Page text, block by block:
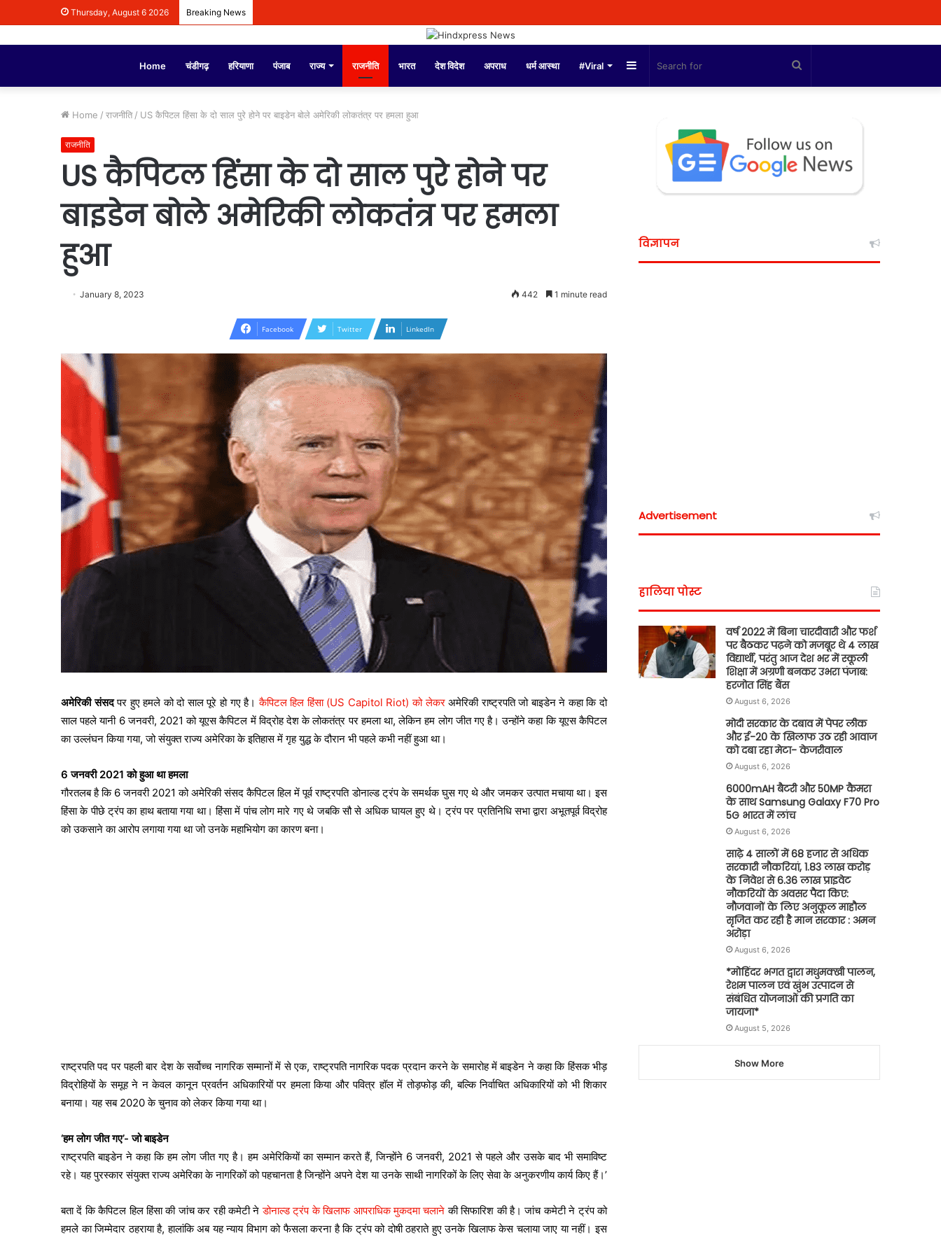
Thursday, August 6 2026 Breaking News
Home चंडीगढ़ हरियाणा पंजाब राज्य राजनीति भारत देश विदेश अपराध धर्म आस्था #Viral Sidebar
Home / राजनीति / US कैपिटल हिंसा के दो साल पुरे होने पर बाइडेन बोले अमेरिकी लोकतंत्र पर हमला हुआ
राजनीति
US कैपिटल हिंसा के दो साल पुरे होने पर
बाइडेन बोले अमेरिकी लोकतंत्र पर हमला
हुआ
January 8, 2023 442 1 minute read
Facebook Twitter LinkedIn
अमेरिकी संसदपर हुए हमले को दो साल पूरे हो गए है। कैपिटल हिल हिंसा (US Capitol Riot) को लेकरअमेरिकी राष्ट्रपति जो बाइडेन ने कहा कि दो
साल पहले यानी 6 जनवरी, 2021 को यूएस कैपिटल में विद्रोह देश के लोकतंत्र पर हमला था, लेकिन हम लोग जीत गए है। उन्होंने कहा कि यूएस कैपिटल
का उल्लंघन किया गया, जो संयुक्त राज्य अमेरिका के इतिहास में गृह युद्ध के दौरान भी पहले कभी नहीं हुआ था।
6 जनवरी 2021 को हुआ था हमला
गौरतलब है कि 6 जनवरी 2021 को अमेरिकी संसद कैपिटल हिल में पूर्व राष्ट्रपति डोनाल्ड ट्रंप के समर्थक घुस गए थे और जमकर उत्पात मचाया था। इस
हिंसा के पीछे ट्रंप का हाथ बताया गया था। हिंसा में पांच लोग मारे गए थे जबकि सौ से अधिक घायल हुए थे। ट्रंप पर प्रतिनिधि सभा द्वारा अभूतपूर्व विद्रोह
को उकसाने का आरोप लगाया गया था जो उनके महाभियोग का कारण बना।
राष्ट्रपति पद पर पहली बार देश के सर्वोच्च नागरिक सम्मानों में से एक, राष्ट्रपति नागरिक पदक प्रदान करने के समारोह में बाइडेन ने कहा कि हिंसक भीड़
विद्रोहियों के समूह ने न केवल कानून प्रवर्तन अधिकारियों पर हमला किया और पवित्र हॉल में तोड़फोड़ की, बल्कि निर्वाचित अधिकारियों को भी शिकार
बनाया। यह सब 2020 के चुनाव को लेकर किया गया था।
‘हम लोग जीत गए’- जो बाइडेन
राष्ट्रपति बाइडेन ने कहा कि हम लोग जीत गए है। हम अमेरिकियों का सम्मान करते हैं, जिन्होंने 6 जनवरी, 2021 से पहले और उसके बाद भी समाविष्ट
रहे। यह पुरस्कार संयुक्त राज्य अमेरिका के नागरिकों को पहचानता है जिन्होंने अपने देश या उनके साथी नागरिकों के लिए सेवा के अनुकरणीय कार्य किए हैं।’
बता दें कि कैपिटल हिल हिंसा की जांच कर रही कमेटी नेडोनाल्ड ट्रंप के खिलाफ आपराधिक मुकदमा चलाने की सिफारिश की है। जांच कमेटी ने ट्रंप को
हमले का जिम्मेदार ठहराया है, हालांकि अब यह न्याय विभाग को फैसला करना है कि ट्रंप को दोषी ठहराते हुए उनके खिलाफ केस चलाया जाए या नहीं। इस
विज्ञापन
Advertisement
हालिया पोस्ट
वर्ष 2022 में बिना चारदीवारी और फर्श
पर बैठकर पढ़ने को मजबूर थे 4 लाख
विद्यार्थी, परंतु आज देश भर में स्कूली
शिक्षा में अग्रणी बनकर उभरा पंजाब:
हरजोत सिंह बैंस
August 6, 2026
मोदी सरकार के दबाव में पेपर लीक
और ई-20 के खिलाफ उठ रही आवाज
को दबा रहा मेटा- केजरीवाल
August 6, 2026
6000mAH बैटरी और 50MP कैमरा
के साथ Samsung Galaxy F70 Pro
5G भारत में लांच
August 6, 2026
साढ़े 4 सालों में 68 हजार से अधिक
सरकारी नौकरियां, 1.83 लाख करोड़
के निवेश से 6.36 लाख प्राइवेट
नौकरियों के अवसर पैदा किए:
नौजवानों के लिए अनुकूल माहौल
सृजित कर रही है मान सरकार : अमन
अरोड़ा
August 6, 2026
*मोहिंदर भगत द्वारा मधुमक्खी पालन,
रेशम पालन एवं खुंभ उत्पादन से
संबंधित योजनाओं की प्रगति का
जायजा*
August 5, 2026
Show More